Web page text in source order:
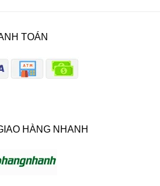
TOÁN
HÀNG NHANH